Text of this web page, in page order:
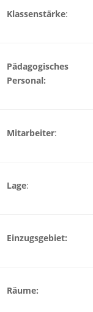
Klassenstärke:
Pädagogisches
Personal:
Mitarbeiter:
Lage:
Einzugsgebiet:
Räume: